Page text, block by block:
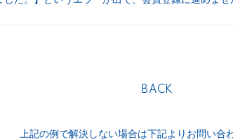
BACK
上記の例で解決しない場合は下記よりお問い合